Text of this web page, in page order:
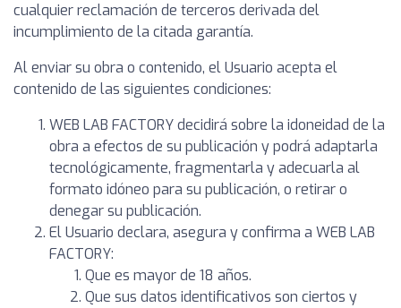
cualquier reclamación de terceros derivada del
incumplimiento de la citada garantía.
Al enviar su obra o contenido, el Usuario acepta el
contenido de las siguientes condiciones:
WEB LAB FACTORY decidirá sobre la idoneidad de la
obra a efectos de su publicación y podrá adaptarla
tecnológicamente, fragmentarla y adecuarla al
formato idóneo para su publicación, o retirar o
denegar su publicación.
El Usuario declara, asegura y confirma a WEB LAB
FACTORY:
Que es mayor de 18 años.
Que sus datos identificativos son ciertos y